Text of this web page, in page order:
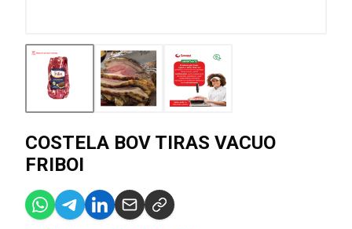
COSTELA BOV TIRAS VACUO
FRIBOI